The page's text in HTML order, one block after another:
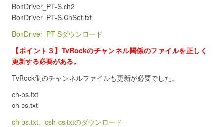
BonDriver_PT-S.ch2
BonDriver_PT-S.ChSet.txt
BonDriver_PT-Sダウンロード
【ポイント３】TvRockのチャンネル関係のファイルを正しく
更新する必要がある。
TvRock側のチャンネルファイルも更新が必要でした。
ch-bs.txt
ch-cs.txt
ch-bs.txt、csh-cs.txtのダウンロード